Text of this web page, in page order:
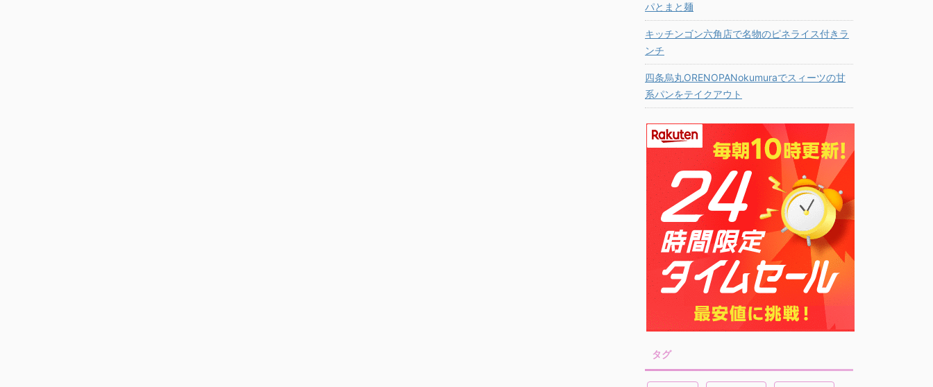
パとまと麺
キッチンゴン六角店で名物のピネライス付きラ
ンチ
四条烏丸ORENOPANokumuraでスィーツの甘
系パンをテイクアウト
タグ